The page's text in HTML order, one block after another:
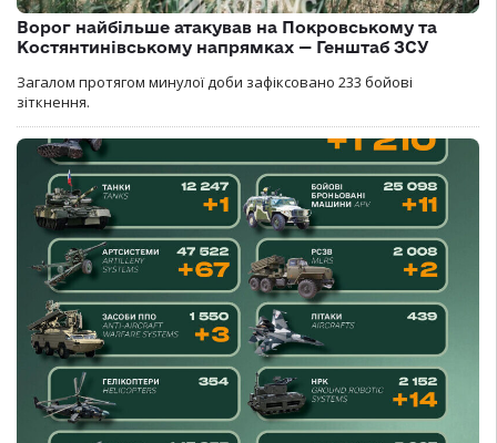
Ворог найбільше атакував на Покровському та
Костянтинівському напрямках — Генштаб ЗСУ
Загалом протягом минулої доби зафіксовано 233 бойові
зіткнення.